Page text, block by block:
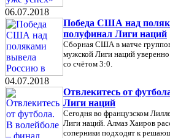
06.07.2018
Победа США над
полуфинал Лиги наций
Сборная США в матче
мужской Лиги наций
со счётом 3:0.
04.07.2018
Отвлекитесь от
Лиги наций
Сегодня во французском
Лиги наций. Алмаз Хаиров
соперники подходят к